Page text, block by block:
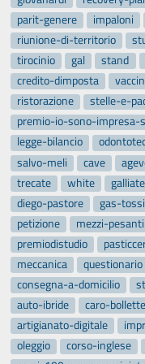
parit-genere
impaloni
riunione-di-territorio
tirocinio
gal stand
credito-dimposta
ristorazione
stelle-e-
premio-io-sono-impresa-
legge-bilancio
salvo-meli
cave
trecate
white galliate
diego-pastore
gas-
petizione
mezzi-pesanti
premiodistudio
meccanica
questionario
consegna-a-domicilio
auto-ibride
caro-bollette
artigianato-digitale
oleggio
corso-inglese